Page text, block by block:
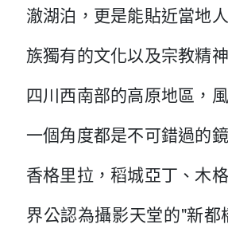
澈湖泊，更是能貼近當地
族獨有的文化以及宗教精
四川西南部的高原地區，
一個角度都是不可錯過的
香格里拉，稻城亞丁、木
界公認為攝影天堂的"新都